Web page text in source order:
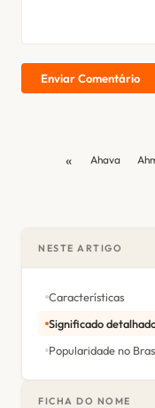
Enviar Comentário
« Ahava
NESTE ARTIGO
Características
Significado
Popularidade no
FICHA DO NOME